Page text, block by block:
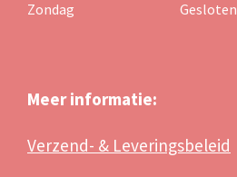
Zondag
Gesloten
Meer informatie:
Verzend- & Leveringsbeleid